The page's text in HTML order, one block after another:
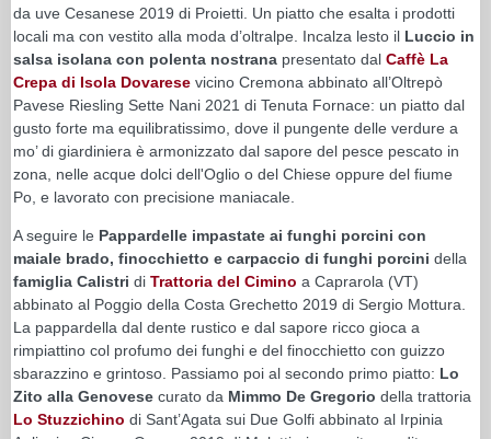
da uve Cesanese 2019 di Proietti. Un piatto che esalta i prodotti
locali ma con vestito alla moda d’oltralpe. Incalza lesto il Luccio in
salsa isolana con polenta nostrana presentato dal Caffè La
Crepa di Isola Dovarese vicino Cremona abbinato all’Oltrepò
Pavese Riesling Sette Nani 2021 di Tenuta Fornace: un piatto dal
gusto forte ma equilibratissimo, dove il pungente delle verdure a
mo’ di giardiniera è armonizzato dal sapore del pesce pescato in
zona, nelle acque dolci dell'Oglio o del Chiese oppure del fiume
Po, e lavorato con precisione maniacale.
A seguire le Pappardelle impastate ai funghi porcini con
maiale brado, finocchietto e carpaccio di funghi porcini della
famiglia Calistri di Trattoria del Cimino a Caprarola (VT)
abbinato al Poggio della Costa Grechetto 2019 di Sergio Mottura.
La pappardella dal dente rustico e dal sapore ricco gioca a
rimpiattino col profumo dei funghi e del finocchietto con guizzo
sbarazzino e grintoso. Passiamo poi al secondo primo piatto: Lo
Zito alla Genovese curato da Mimmo De Gregorio della trattoria
Lo Stuzzichino di Sant’Agata sui Due Golfi abbinato al Irpinia